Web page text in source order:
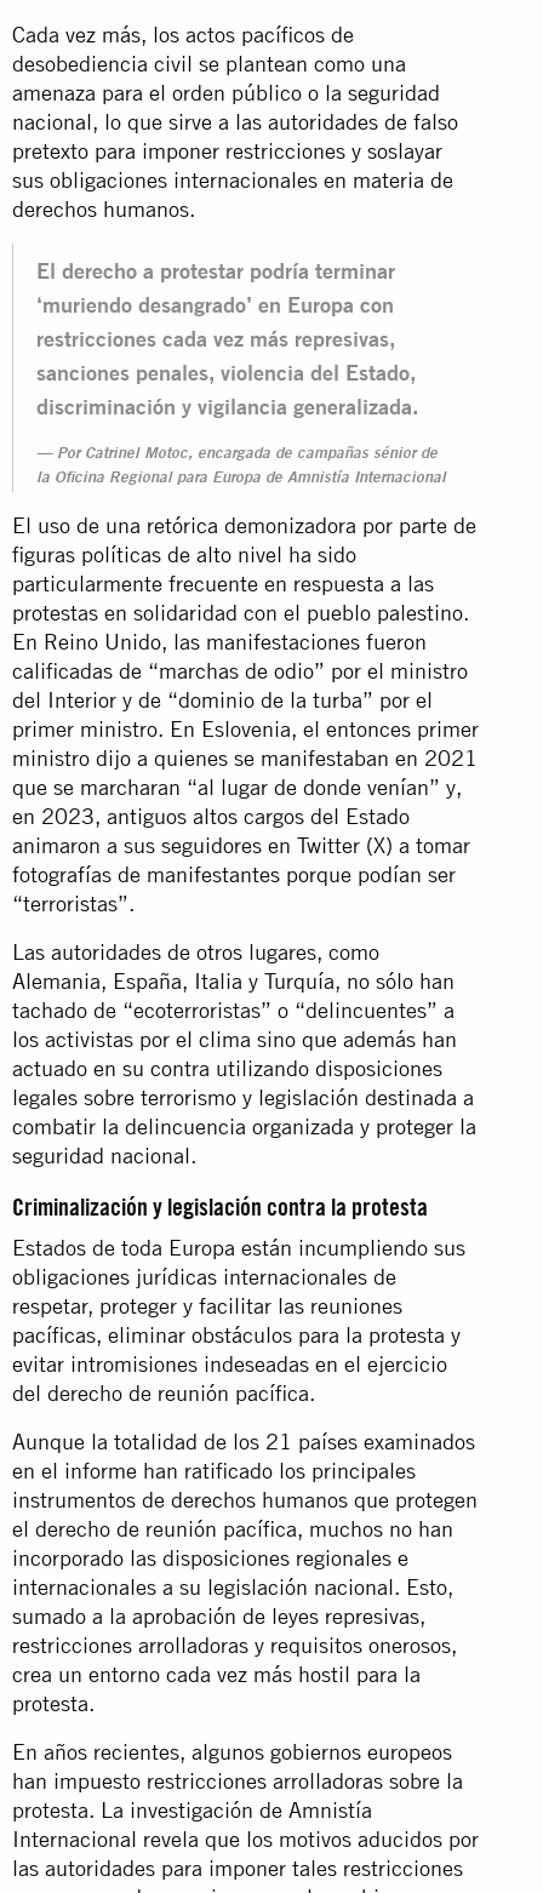
Cada vez más, los actos pacíficos de
desobediencia civil se plantean como una
amenaza para el orden público o la seguridad
nacional, lo que sirve a las autoridades de falso
pretexto para imponer restricciones y soslayar
sus obligaciones internacionales en materia de
derechos humanos.
El derecho a protestar podría terminar
‘muriendo desangrado’ en Europa con
restricciones cada vez más represivas,
sanciones penales, violencia del Estado,
discriminación y vigilancia generalizada.
Por Catrinel Motoc, encargada de campañas sénior de
la Oficina Regional para Europa de Amnistía Internacional
El uso de una retórica demonizadora por parte de
figuras políticas de alto nivel ha sido
particularmente frecuente en respuesta a las
protestas en solidaridad con el pueblo palestino.
En Reino Unido, las manifestaciones fueron
calificadas de “marchas de odio” por el ministro
del Interior y de “dominio de la turba” por el
primer ministro. En Eslovenia, el entonces primer
ministro dijo a quienes se manifestaban en 2021
que se marcharan “al lugar de donde venían” y,
en 2023, antiguos altos cargos del Estado
animaron a sus seguidores en Twitter (X) a tomar
fotografías de manifestantes porque podían ser
“terroristas”.
Las autoridades de otros lugares, como
Alemania, España, Italia y Turquía, no sólo han
tachado de “ecoterroristas” o “delincuentes” a
los activistas por el clima sino que además han
actuado en su contra utilizando disposiciones
legales sobre terrorismo y legislación destinada a
combatir la delincuencia organizada y proteger la
seguridad nacional.
Criminalización y legislación contra la protesta
Estados de toda Europa están incumpliendo sus
obligaciones jurídicas internacionales de
respetar, proteger y facilitar las reuniones
pacíficas, eliminar obstáculos para la protesta y
evitar intromisiones indeseadas en el ejercicio
del derecho de reunión pacífica.
Aunque la totalidad de los 21 países examinados
en el informe han ratificado los principales
instrumentos de derechos humanos que protegen
el derecho de reunión pacífica, muchos no han
incorporado las disposiciones regionales e
internacionales a su legislación nacional. Esto,
sumado a la aprobación de leyes represivas,
restricciones arrolladoras y requisitos onerosos,
crea un entorno cada vez más hostil para la
protesta.
En años recientes, algunos gobiernos europeos
han impuesto restricciones arrolladoras sobre la
protesta. La investigación de Amnistía
Internacional revela que los motivos aducidos por
las autoridades para imponer tales restricciones